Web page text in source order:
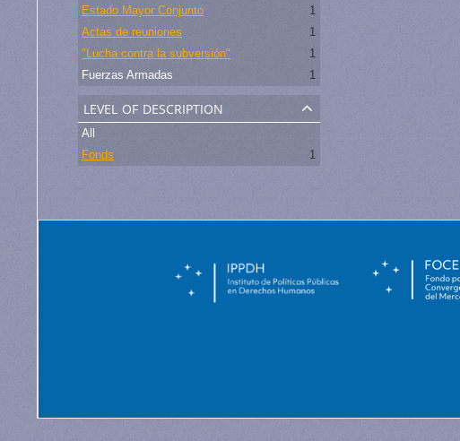
Estado Mayor Conjunto
1
Actas de reuniones
1
"Lucha contra la subversión"
1
Fuerzas Armadas
1
level of description
All
Fonds
1